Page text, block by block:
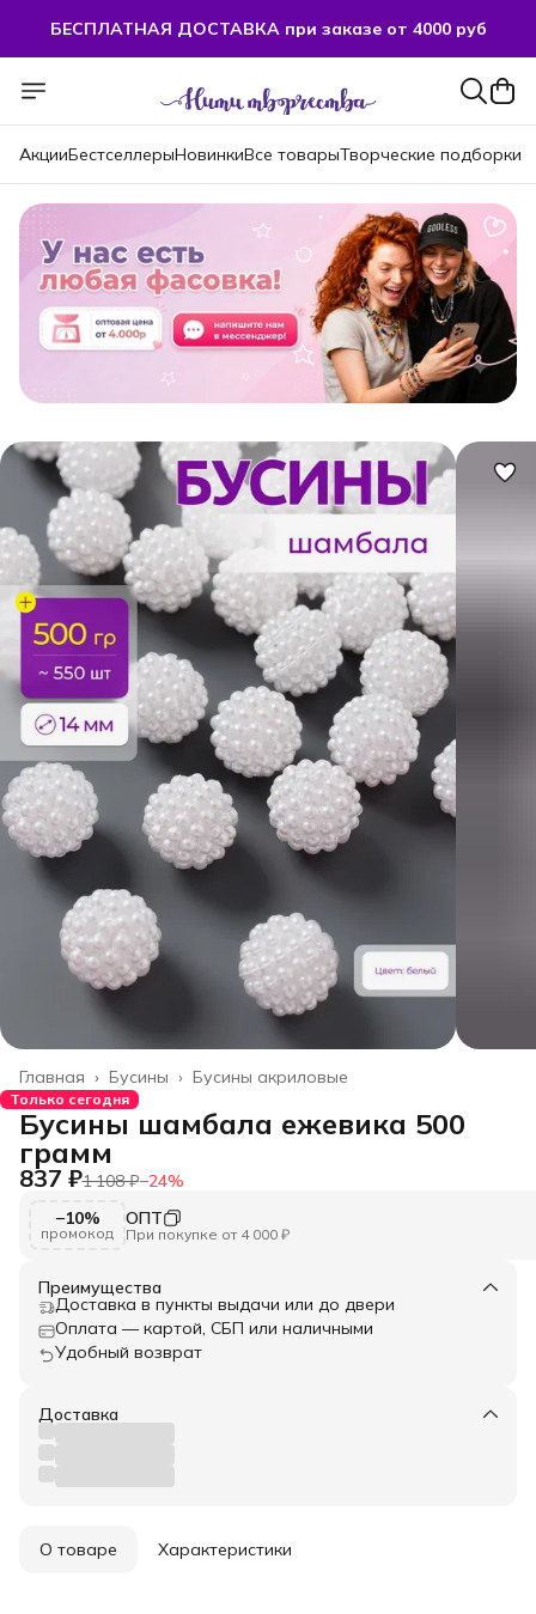
БЕСПЛАТНАЯ ДОСТАВКА при заказе от 4000 руб
АкцииБестселлерыНовинкиВсе товарыТворческие подборки
Бусины акриловые
Бусины ›
Главная ›
Только сегодня
Бусины шамбала ежевика 500
грамм
837 ₽1 108 ₽−24%
−10%
промокод
ОПТ
При покупке от 4 000 ₽
Преимущества
Доставка в пункты выдачи или до двери
Оплата — картой, СБП или наличными
Удобный возврат
Доставка
О товаре Характеристики